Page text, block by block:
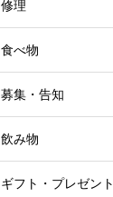
修理
食べ物
募集・告知
飲み物
ギフト・プレゼント